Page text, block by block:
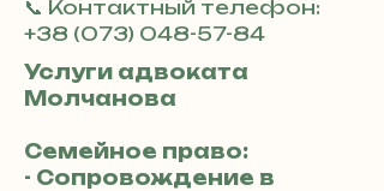
📞 Контактный телефон:
+38 (073) 048-57-84
Услуги адвоката
Молчанова
Семейное право:
- Сопровождение в